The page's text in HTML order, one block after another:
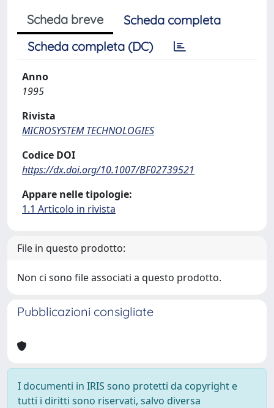
Scheda breve
Scheda completa
Scheda completa (DC)
Anno
1995
Rivista
MICROSYSTEM TECHNOLOGIES
Codice DOI
https://dx.doi.org/10.1007/BF02739521
Appare nelle tipologie:
1.1 Articolo in rivista
File in questo prodotto:
Non ci sono file associati a questo prodotto.
Pubblicazioni consigliate
I documenti in IRIS sono protetti da copyright e
tutti i diritti sono riservati, salvo diversa